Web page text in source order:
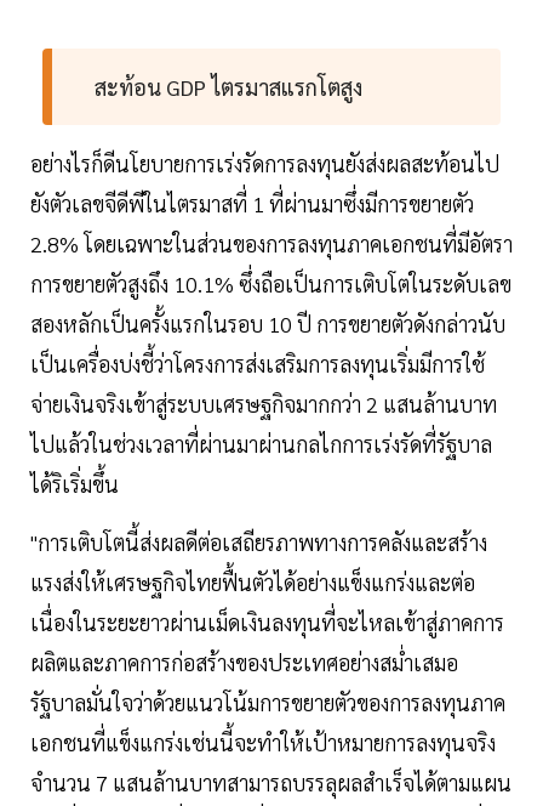
สะท้อน GDP ไตรมาสแรกโตสูง
อย่างไรก็ดีนโยบายการเร่งรัดการลงทุนยังส่งผลสะท้อนไป
ยังตัวเลขจีดีพีในไตรมาสที่ 1 ที่ผ่านมาซึ่งมีการขยายตัว
2.8% โดยเฉพาะในส่วนของการลงทุนภาคเอกชนที่มีอัตรา
การขยายตัวสูงถึง 10.1% ซึ่งถือเป็นการเติบโตในระดับเลข
สองหลักเป็นครั้งแรกในรอบ 10 ปี การขยายตัวดังกล่าวนับ
เป็นเครื่องบ่งชี้ว่าโครงการส่งเสริมการลงทุนเริ่มมีการใช้
จ่ายเงินจริงเข้าสู่ระบบเศรษฐกิจมากกว่า 2 แสนล้านบาท
ไปแล้วในช่วงเวลาที่ผ่านมาผ่านกลไกการเร่งรัดที่รัฐบาล
ได้ริเริ่มขึ้น
"การเติบโตนี้ส่งผลดีต่อเสถียรภาพทางการคลังและสร้าง
แรงส่งให้เศรษฐกิจไทยฟื้นตัวได้อย่างแข็งแกร่งและต่อ
เนื่องในระยะยาวผ่านเม็ดเงินลงทุนที่จะไหลเข้าสู่ภาคการ
ผลิตและภาคการก่อสร้างของประเทศอย่างสม่ำเสมอ
รัฐบาลมั่นใจว่าด้วยแนวโน้มการขยายตัวของการลงทุนภาค
เอกชนที่แข็งแกร่งเช่นนี้จะทำให้เป้าหมายการลงทุนจริง
จำนวน 7 แสนล้านบาทสามารถบรรลุผลสำเร็จได้ตามแผน